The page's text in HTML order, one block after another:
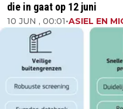
die in gaat op 12 juni
10 JUN , 00:01•ASIEL EN